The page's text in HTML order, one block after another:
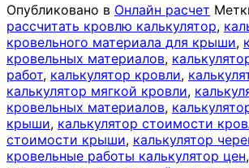
Опубликовано в Онлайн расчет
рассчитать кровлю калькулятор,
кровельного материала для крыши,
кровельных материалов,
работ, калькулятор кровли,
калькулятор мягкой кровли,
кровельных материалов,
крыши, калькулятор стоимости
стоимости крыши, калькулятор
кровельные работы калькулятор цен,